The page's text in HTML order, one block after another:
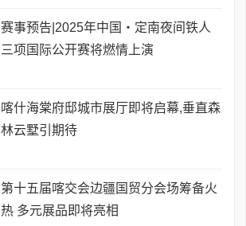
赛事预告|2025年中国・定南夜间铁人
三项国际公开赛将燃情上演
喀什海棠府邸城市展厅即将启幕,垂直森
林云墅引期待
第十五届喀交会边疆国贸分会场筹备火
热 多元展品即将亮相